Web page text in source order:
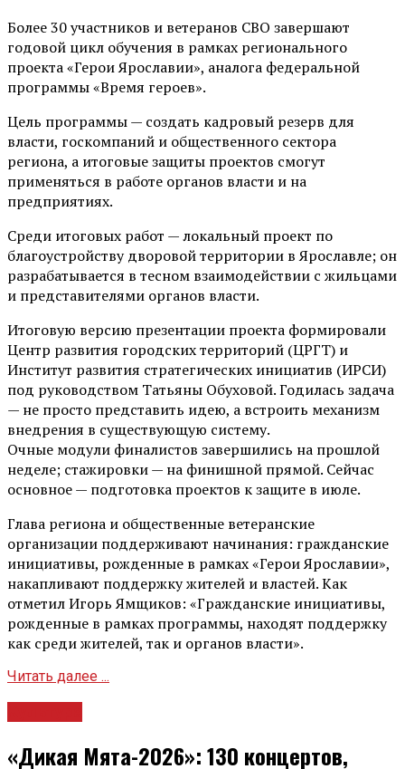
Более 30 участников и ветеранов СВО завершают
годовой цикл обучения в рамках регионального
проекта «Герои Ярославии», аналога федеральной
программы «Время героев».
Цель программы — создать кадровый резерв для
власти, госкомпаний и общественного сектора
региона, а итоговые защиты проектов смогут
применяться в работе органов власти и на
предприятиях.
Среди итоговых работ — локальный проект по
благоустройству дворовой территории в Ярославле; он
разрабатывается в тесном взаимодействии с жильцами
и представителями органов власти.
Итоговую версию презентации проекта формировали
Центр развития городских территорий (ЦРГТ) и
Институт развития стратегических инициатив (ИРСИ)
под руководством Татьяны Обуховой. Годилась задача
— не просто представить идею, а встроить механизм
внедрения в существующую систему.
Очные модули финалистов завершились на прошлой
неделе; стажировки — на финишной прямой. Сейчас
основное — подготовка проектов к защите в июле.
Глава региона и общественные ветеранские
организации поддерживают начинания: гражданские
инициативы, рожденные в рамках «Герои Ярославии»,
накапливают поддержку жителей и властей. Как
отметил Игорь Ямщиков: «Гражданские инициативы,
рожденные в рамках программы, находят поддержку
как среди жителей, так и органов власти».
Читать далее ...
«Дикая Мята-2026»: 130 концертов,